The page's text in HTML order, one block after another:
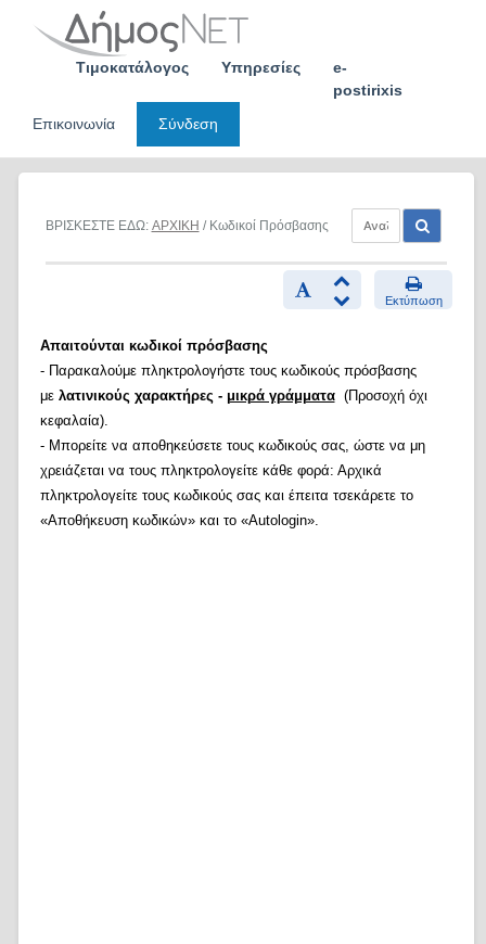
Τιμοκατάλογος Υπηρεσίες
e-
postirixis
Επικοινωνία
Σύνδεση
ΒΡΙΣΚΕΣΤΕ ΕΔΩ: ΑΡΧΙΚΗ / Κωδικοί Πρόσβασης
Εκτύπωση
Απαιτούνται κωδικοί πρόσβασης
- Παρακαλούμε πληκτρολογήστε τους κωδικούς πρόσβασης
με λατινικούς χαρακτήρες - μικρά γράμματα(Προσοχή όχι
κεφαλαία).
- Μπορείτε να αποθηκεύσετε τους κωδικούς σας, ώστε να μη
χρειάζεται να τους πληκτρολογείτε κάθε φορά: Αρχικά
πληκτρολογείτε τους κωδικούς σας και έπειτα τσεκάρετε το
«Αποθήκευση κωδικών» και το «Autologin».